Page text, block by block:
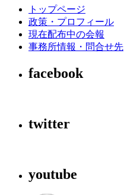
トップページ
政策・プロフィール
現在配布中の会報
事務所情報・問合せ先
facebook
twitter
youtube